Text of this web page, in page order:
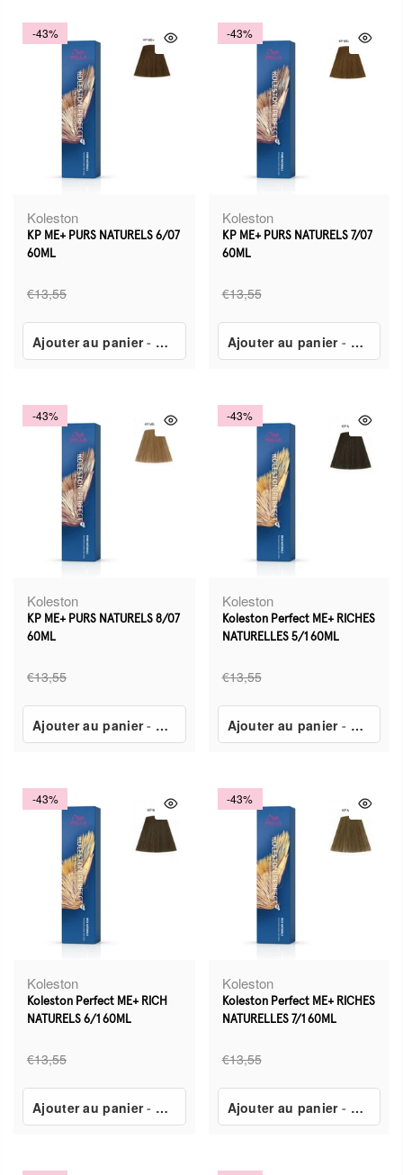
-43%
Koleston
KP ME+ PURS NATURELS 6/07
60ML
€13,55
Ajouter au panier- €7,80
-43%
Koleston
KP ME+ PURS NATURELS 7/07
60ML
€13,55
Ajouter au panier- €7,80
-43%
Koleston
KP ME+ PURS NATURELS 8/07
60ML
€13,55
Ajouter au panier- €7,80
-43%
Koleston
Koleston Perfect ME+ RICHES
NATURELLES 5/1 60ML
€13,55
Ajouter au panier- €7,80
-43%
Koleston
Koleston Perfect ME+ RICH
NATURELS 6/1 60ML
€13,55
Ajouter au panier- €7,80
-43%
Koleston
Koleston Perfect ME+ RICHES
NATURELLES 7/1 60ML
€13,55
Ajouter au panier- €7,80